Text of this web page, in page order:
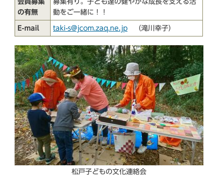
会員募集
の有無
募集有り。子ども達の健やかな成長を支える活
動をご一緒に！！
E-mail taki-s@jcom.zaq.ne.jp （滝川幸子）
松戸子どもの文化連絡会